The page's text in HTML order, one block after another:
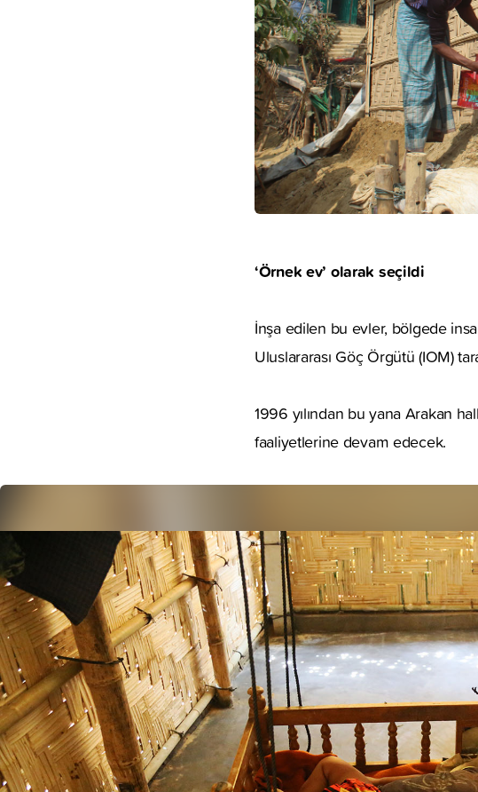
‘Örnek ev’ olarak seçildi
İnşa edilen bu evler, bölgede
Uluslararası Göç Örgütü (IOM)
1996 yılından bu yana Arakan
faaliyetlerine devam edecek.